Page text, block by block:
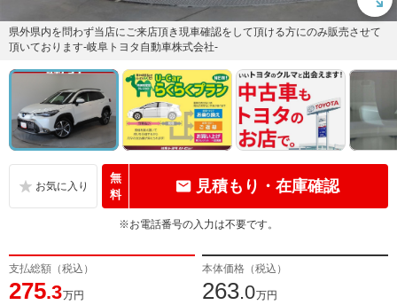
県外県内を問わず当店にご来店頂き現車確認をして頂ける方にのみ販売させて
頂いております-岐阜トヨタ自動車株式会社-
無
料
見積もり・在庫確認
※お電話番号の入力は不要です。
支払総額（税込）
275.3万円
本体価格（税込）
263.0万円